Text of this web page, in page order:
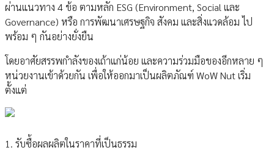
ผ่านแนวทาง 4 ข้อ ตามหลัก ESG (Environment, Social และ
Governance) หรือ การพัฒนาเศรษฐกิจ สังคม และสิ่งแวดล้อม ไป
พร้อม ๆ กันอย่างยั่งยืน
โดยอาศัยสรรพกำลังของเถ้าแก่น้อย และความร่วมมือของอีกหลาย ๆ
หน่วยงานเข้าด้วยกัน เพื่อให้ออกมาเป็นผลิตภัณฑ์ WoW Nut เริ่ม
ตั้งแต่
1. รับซื้อผลผลิตในราคาที่เป็นธรรม